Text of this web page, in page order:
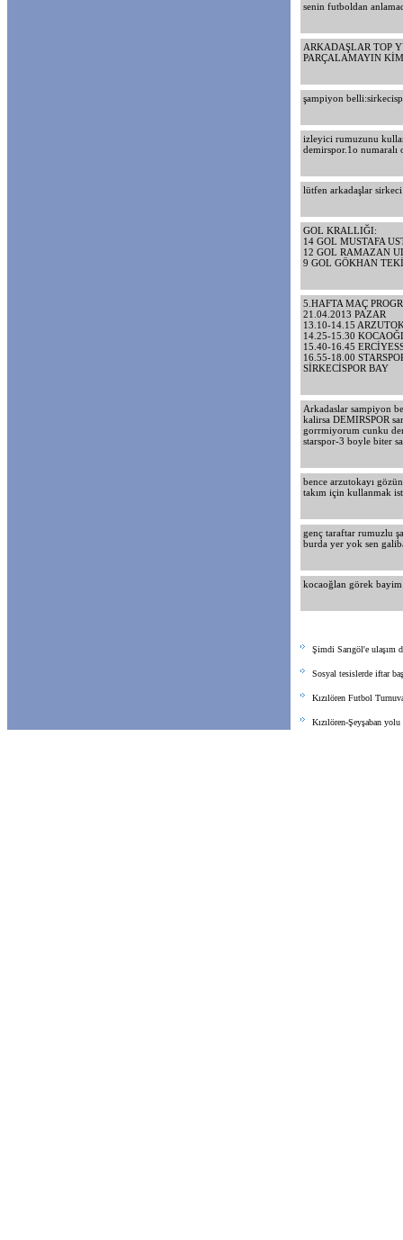
senin futboldan
ARKADAŞLAR TOP
PARÇALAMAYIN
şampiyon
izleyici rumuzunu
demirspor.1o numaralı
lütfen arkadaşlar sirkeci
GOL KRALLIĞI:
14 GOL MUSTAFA
12 GOL RAMAZAN
9 GOL GÖKHAN
5.HAFTA MAÇ
21.04.2013 PAZAR
13.10-14.15
14.25-15.30
15.40-16.45
16.55-18.00
SİRKECİSPOR BAY
Arkadaslar sampiyon
kalirsa DEMIRSPOR
gorrmiyorum cunku
starspor-3 boyle biter
bence arzutokayı
takım için kullanmak
genç taraftar rumuzlu
burda yer yok sen
kocaoğlan görek
Şimdi Sarıgöl'e ulaşım
Sosyal tesislerde iftar
Kızılören Futbol
Kızılören-Şeyşaban yolu